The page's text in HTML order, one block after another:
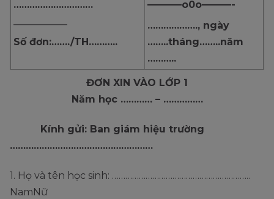
…………………………
Số đơn:……./TH………..
———–o0o———-
………………., ngày
……..tháng……..năm
………..
ĐƠN XIN VÀO LỚP 1
Năm học ………… – ……………
Kính gửi: Ban giám hiệu trường
………………………………………………
1. Họ và tên học sinh: ……………………………………………………..
NamNữ